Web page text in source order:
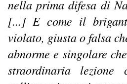
nella prima difesa di
[...] E come il
violato, giusta o falsa
abnorme e singolare
straordinaria